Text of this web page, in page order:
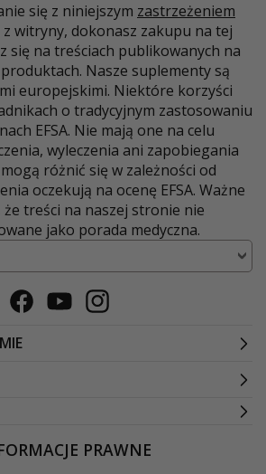
się z niniejszym zastrzeżeniem
witryny, dokonasz zakupu na tej
się na treściach publikowanych na
Nasze suplementy są
europejskimi. Niektóre korzyści
o tradycyjnym zastosowaniu
EFSA. Nie mają one na celu
wyleczenia ani zapobiegania
różnić się w zależności od
oczekują na ocenę EFSA. Ważne
treści na naszej stronie nie
jako porada medyczna.
FacebookYoutubeInstagram
PRAWNE